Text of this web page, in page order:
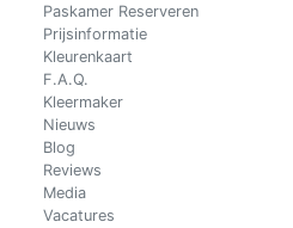
Paskamer Reserveren
Prijsinformatie
Kleurenkaart
F.A.Q.
Kleermaker
Nieuws
Blog
Reviews
Media
Vacatures